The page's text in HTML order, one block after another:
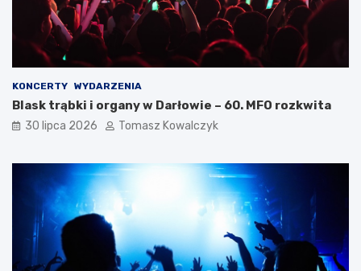
KONCERTY WYDARZENIA
Blask trąbki i organy w Darłowie – 60. MFO rozkwita
30 lipca 2026 Tomasz Kowalczyk